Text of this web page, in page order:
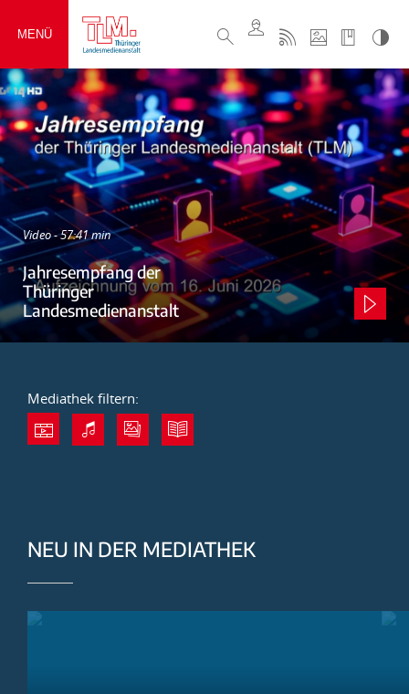
MENÜ
Video - 57:41 min
Jahresempfang der
Thüringer
Landesmedienanstalt
Mediathek filtern:
NEU IN DER MEDIATHEK